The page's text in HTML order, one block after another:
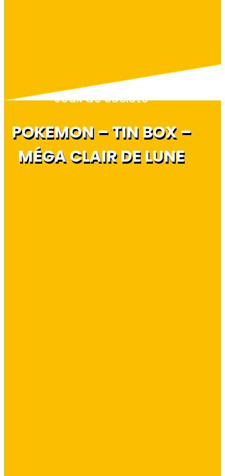
Jeux de société
POKEMON – TIN BOX –
MÉGA CLAIR DE LUNE